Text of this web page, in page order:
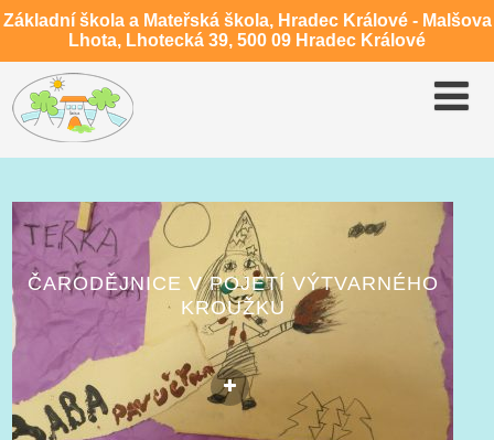
Základní škola a Mateřská škola, Hradec Králové - Malšova
Lhota, Lhotecká 39, 500 09 Hradec Králové
ČARODĚJNICE V POJETÍ VÝTVARNÉHO
KROUŽKU